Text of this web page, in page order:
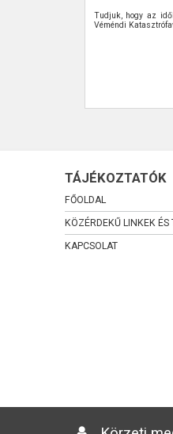
Tudjuk, hogy az
Véméndi
TÁJÉKOZTATÓK
FŐOLDAL
KÖZÉRDEKŰ LINKEK
KAPCSOLAT